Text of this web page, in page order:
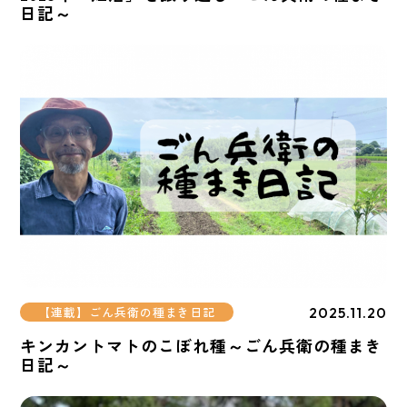
日記～
【連載】ごん兵衛の種まき日記 2025.11.20
キンカントマトのこぼれ種～ごん兵衛の種まき
日記～